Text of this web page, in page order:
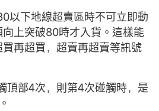
以下地線超賣區時不可立即動
上突破80時才入貨。這樣能
再超買，超賣再超賣等訊號
頂部4次，則第4次碰觸時，是